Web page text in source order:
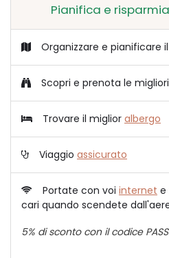
Pianifica e
Organizzare e pianificare
Scopri e prenota le migliori
Trovare il miglior albergo
Viaggio assicurato
Portate con voi internet e
cari quando scendete
5% di sconto con il codice